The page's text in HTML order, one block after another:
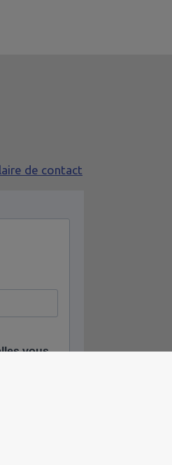
de contact